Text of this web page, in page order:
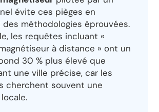
évite ces pièges en
méthodologies éprouvées.
les requêtes incluant «
à distance » ont un
30 % plus élevé que
une ville précise, car les
cherchent souvent une